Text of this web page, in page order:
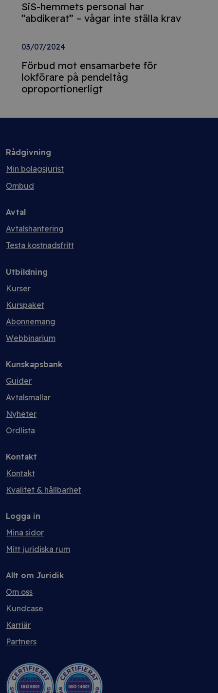
SiS-hemmets personal har
”abdikerat” – vågar inte ställa krav
03/07/2024
Förbud mot ensamarbete för
lokförare på pendeltåg
oproportionerligt
Rådgivning
Min bolagsjurist
Ombud
Avtal
Avtalshantering
Testa kostnadsfritt
Utbildning
Kurser
Kurspaket
Abonnemang
Webbinarium
Kunskapsbank
Guider
Avtalsmallar
Nyheter
Ordlista
Kontakt
Kontakt
Kvalitet & hållbarhet
Logga in
Mina sidor
Mitt juridiska rum
Allt om Juridik
Om oss
Kundcase
Karriär
Partners